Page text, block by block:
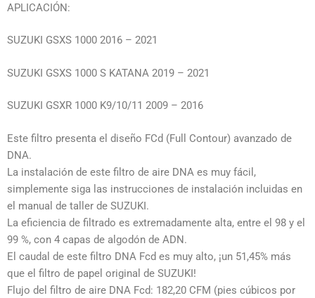
APLICACIÓN:
SUZUKI GSXS 1000 2016 – 2021
SUZUKI GSXS 1000 S KATANA 2019 – 2021
SUZUKI GSXR 1000 K9/10/11 2009 – 2016
Este filtro presenta el diseño FCd (Full Contour) avanzado de
DNA.
La instalación de este filtro de aire DNA es muy fácil,
simplemente siga las instrucciones de instalación incluidas en
el manual de taller de SUZUKI.
La eficiencia de filtrado es extremadamente alta, entre el 98 y el
99 %, con 4 capas de algodón de ADN.
El caudal de este filtro DNA Fcd es muy alto, ¡un 51,45% más
que el filtro de papel original de SUZUKI!
Flujo del filtro de aire DNA Fcd: 182,20 CFM (pies cúbicos por